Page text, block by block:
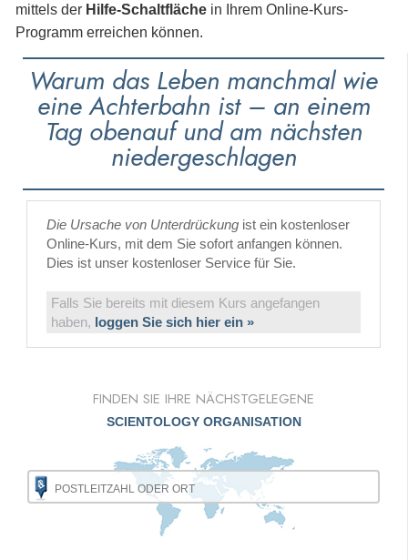
mittels der Hilfe-Schaltfläche in Ihrem Online-Kurs-
Programm erreichen können.
Warum das Leben manchmal wie
eine Achterbahn ist – an einem
Tag obenauf und am nächsten
niedergeschlagen
Die Ursache von Unterdrückung ist ein kostenloser
Online-Kurs, mit dem Sie sofort anfangen können.
Dies ist unser kostenloser Service für Sie.
Falls Sie bereits mit diesem Kurs angefangen
haben, loggen Sie sich hier ein »
FINDEN SIE IHRE NÄCHSTGELEGENE
SCIENTOLOGY ORGANISATION